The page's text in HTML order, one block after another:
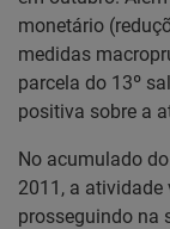
monetário
medidas
parcela do 13º
positiva sobre a
No acumulado
2011, a atividade
prosseguindo na